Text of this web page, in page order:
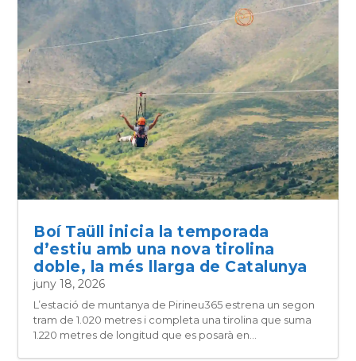
Boí Taüll inicia la temporada
d’estiu amb una nova tirolina
doble, la més llarga de Catalunya
juny 18, 2026
L’estació de muntanya de Pirineu365 estrena un segon
tram de 1.020 metres i completa una tirolina que suma
1.220 metres de longitud que es posarà en...